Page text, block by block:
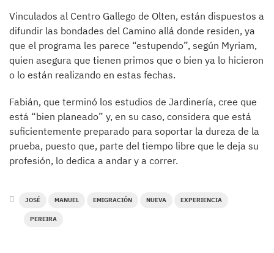
Vinculados al Centro Gallego de Olten, están dispuestos a
difundir las bondades del Camino allá donde residen, ya
que el programa les parece “estupendo”, según Myriam,
quien asegura que tienen primos que o bien ya lo hicieron
o lo están realizando en estas fechas.
Fabián, que terminó los estudios de Jardinería, cree que
está “bien planeado” y, en su caso, considera que está
suficientemente preparado para soportar la dureza de la
prueba, puesto que, parte del tiempo libre que le deja su
profesión, lo dedica a andar y a correr.
JOSÉ MANUEL EMIGRACIÓN NUEVA EXPERIENCIA
PEREIRA